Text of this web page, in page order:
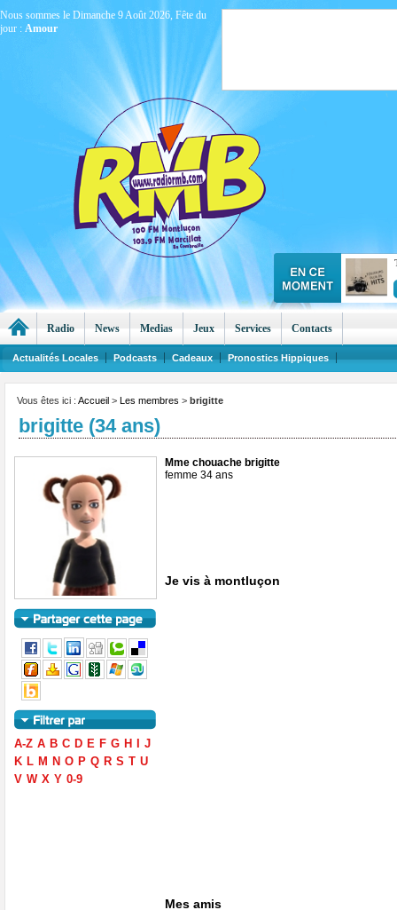
Vous êtes ici : Accueil > Les membres > brigitte
brigitte (34 ans)
Mme chouache brigitte
femme 34 ans
Je vis à montluçon
Mes amis
A-Z A B C D E F G H
J
K L M N O P Q R S T U
V W X Y 0-9
Radio News Medias Jeux Services Contacts
Actualités Locales Podcasts Cadeaux Pronostics Hippiques
Nous sommes le Dimanche 9 Août 2026, Fête du
jour : Amour